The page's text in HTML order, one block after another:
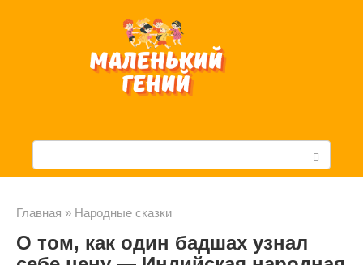
с
Главная » Народные сказки
О том, как один бадшах узнал